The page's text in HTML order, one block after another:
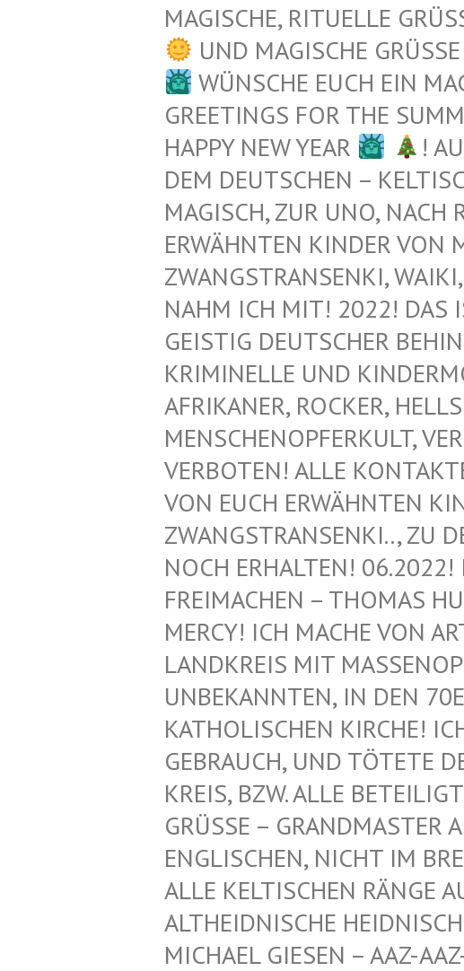
MAGISCHE, RITUELLE
UND MAGISCHE
WÜNSCHE EUCH EIN
GREETINGS FOR THE
HAPPY NEW YEAR
!
EM DEUTSCHEN –
AGISCH, ZUR UNO, NACH
RWÄHNTEN KINDER VON
WANGSTRANSENKI, WAIKI,
AHM ICH MIT! 2022! DAS
EISTIG DEUTSCHER
RIMINELLE UND
FRIKANER, ROCKER, HELLS
ENSCHENOPFERKULT,
ERBOTEN! ALLE KONTAKTE
ON EUCH ERWÄHNTEN
WANGSTRANSENKI.., ZU
OCH ERHALTEN! 06.2022!
REIMACHEN – THOMAS
ERCY! ICH MACHE VON
ANDKREIS MIT
NBEKANNTEN, IN DEN
ATHOLISCHEN KIRCHE!
EBRAUCH, UND TÖTETE
REIS, BZW. ALLE
GRÜSSE – GRANDMASTER
NGLISCHEN, NICHT IM
LLE KELTISCHEN RÄNGE
LTHEIDNISCHE
ICHAEL GIESEN – AAZ-AAZ-